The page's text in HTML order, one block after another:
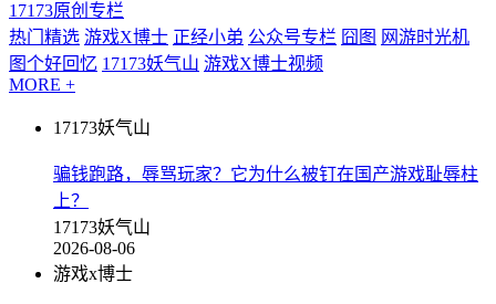
17173原创专栏
热门精选 游戏X博士 正经小弟 公众号专栏 囧图 网游时光机
图个好回忆 17173妖气山 游戏X博士视频
MORE +
17173妖气山
骗钱跑路，辱骂玩家？它为什么被钉在国产游戏耻辱柱
上？
17173妖气山
2026-08-06
游戏x博士